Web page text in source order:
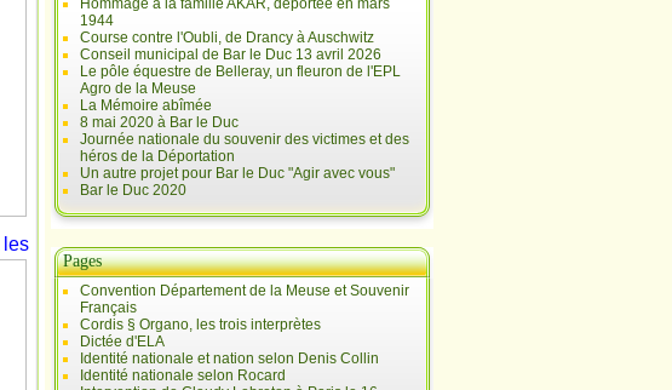
les
Hommage à la famille AKAR, déportée en mars
1944
Course contre l'Oubli, de Drancy à Auschwitz
Conseil municipal de Bar le Duc 13 avril 2026
Le pôle équestre de Belleray, un fleuron de l'EPL
Agro de la Meuse
La Mémoire abîmée
8 mai 2020 à Bar le Duc
Journée nationale du souvenir des victimes et des
héros de la Déportation
Un autre projet pour Bar le Duc "Agir avec vous"
Bar le Duc 2020
Pages
Convention Département de la Meuse et Souvenir
Français
Cordis § Organo, les trois interprètes
Dictée d'ELA
Identité nationale et nation selon Denis Collin
Identité nationale selon Rocard